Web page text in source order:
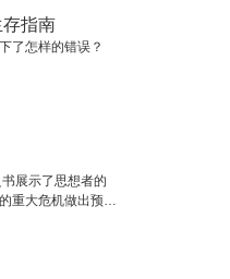
存指南
了怎样的错误？
书展示了思想者的
重大危机做出预